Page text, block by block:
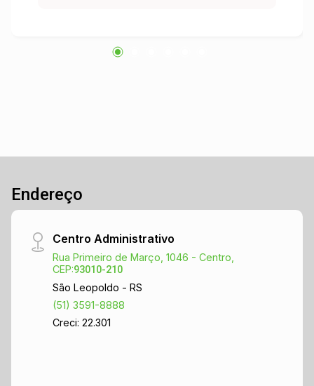
Endereço
Centro Administrativo
Rua Primeiro de Março, 1046 - Centro,
CEP:93010-210
São Leopoldo - RS
(51) 3591-8888
Creci: 22.301